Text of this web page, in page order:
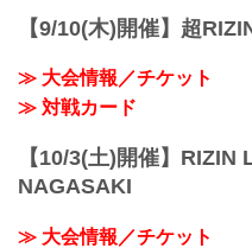
【9/10(木)開催】超
≫ 大会情報／チケット
≫ 対戦カード
【10/3(土)開催】
NAGASAKI
≫ 大会情報／チケット